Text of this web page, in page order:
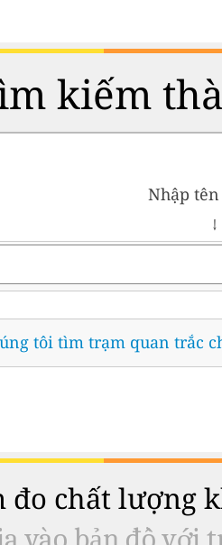
kiếm
Nhập
tôi tìm trạm quan trắc
đo chất lượng